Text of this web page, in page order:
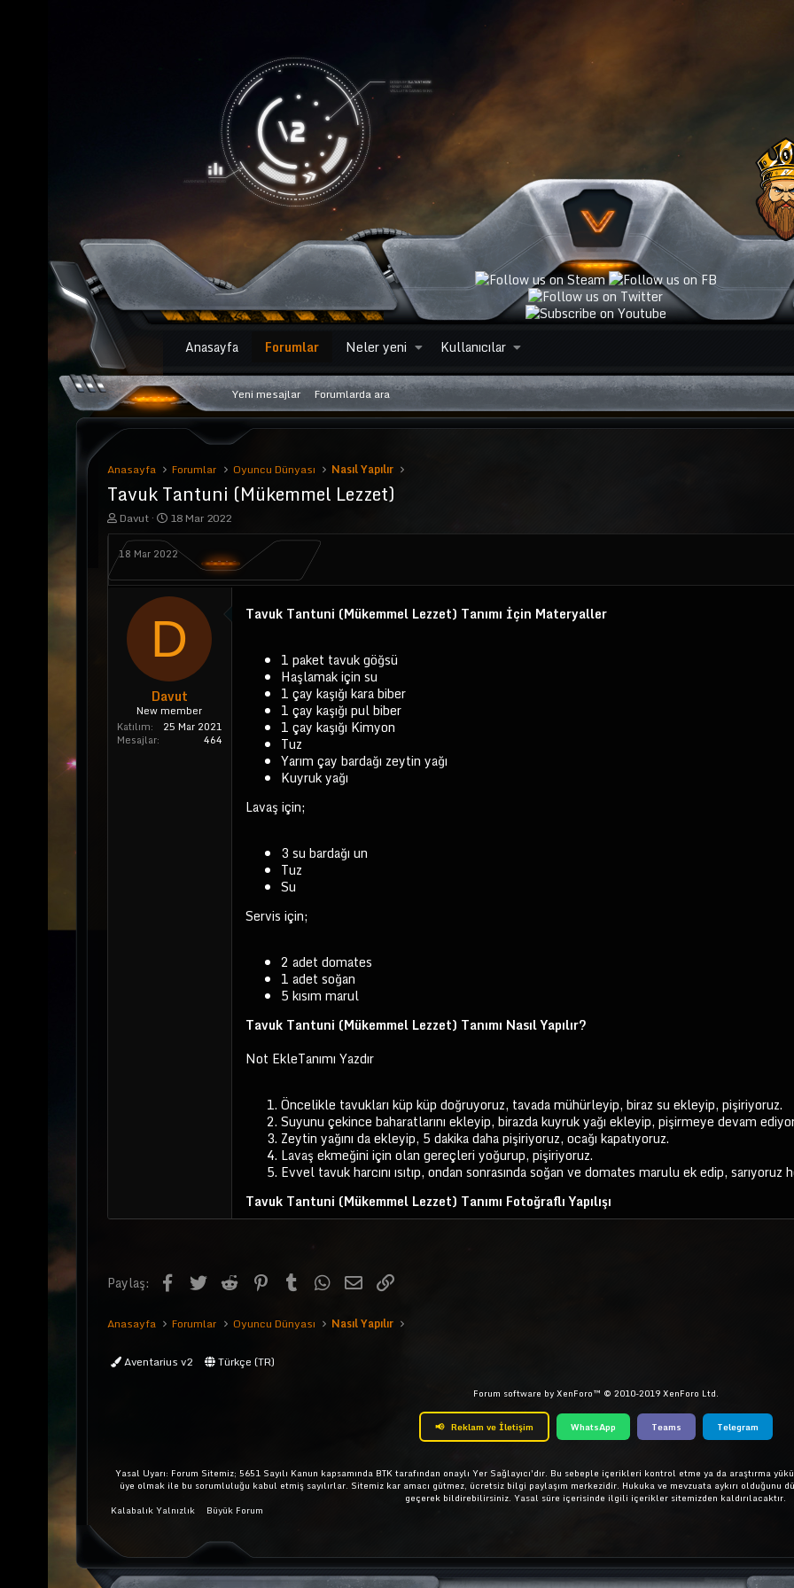
Anasayfa Forumlar Neler yeni Kullanıcılar
Yeni mesajlar Forumlarda ara
Anasayfa Forumlar Oyuncu Dünyası Nasıl Yapılır
Tavuk Tantuni (Mükemmel Lezzet)
K
o
n
u
u
Davut
B
a
ş
l
n
g
ç
a
i
h
i
18 Mar 2022
18 Mar 2022
D
Davut
New member
Katılım
25 Mar 2021
Mesajlar
464
Tavuk Tantuni (Mükemmel Lezzet) Tanımı İçin Materyaller
1 paket tavuk göğsü
Haşlamak için su
1 çay kaşığı kara biber
1 çay kaşığı pul biber
1 çay kaşığı Kimyon
Tuz
Yarım çay bardağı zeytin yağı
Kuyruk yağı
Lavaş için;
3 su bardağı un
Tuz
Su
Servis için;
2 adet domates
1 adet soğan
5 kısım marul
Tavuk Tantuni (Mükemmel Lezzet) Tanımı Nasıl Yapılır?
Not EkleTanımı Yazdır
Öncelikle tavukları küp küp doğruyoruz, tavada mühürleyip, biraz su ekleyip, pişiriyoruz.
Suyunu çekince baharatlarını ekleyip, birazda kuyruk yağı ekleyip, pişirmeye devam
Zeytin yağını da ekleyip, 5 dakika daha pişiriyoruz, ocağı kapatıyoruz.
Lavaş ekmeğini için olan gereçleri yoğurup, pişiriyoruz.
Evvel tavuk harcını ısıtıp, ondan sonrasında soğan ve domates marulu ek edip,
Tavuk Tantuni (Mükemmel Lezzet) Tanımı Fotoğraflı Yapılışı
Paylaş: Facebook
TwitterReddit PinterestTumblr WhatsApp
E-postaLink
Anasayfa Forumlar Oyuncu Dünyası Nasıl Yapılır
Aventarius v2 Türkçe (TR)
Forum software by XenForo™ © 2010-2019 XenForo Ltd.
📢 Reklam ve İletişim WhatsApp Teams Telegram
Yasal Uyarı: Forum Sitemiz; 5651 Sayılı Kanun kapsamında BTK tarafından onaylı Yer Sağlayıcı'dır. Bu sebeple içerikleri kontrol etme ya da araştırma
üye olmak ile bu sorumluluğu kabul etmiş sayılırlar. Sitemiz kar amacı gütmez, ücretsiz bilgi paylaşım merkezidir. Hukuka ve mevzuata aykırı olduğunu
geçerek bildirebilirsiniz. Yasal süre içerisinde ilgili içerikler sitemizden kaldırılacaktır.
Kalabalık Yalnızlık
Büyük Forum